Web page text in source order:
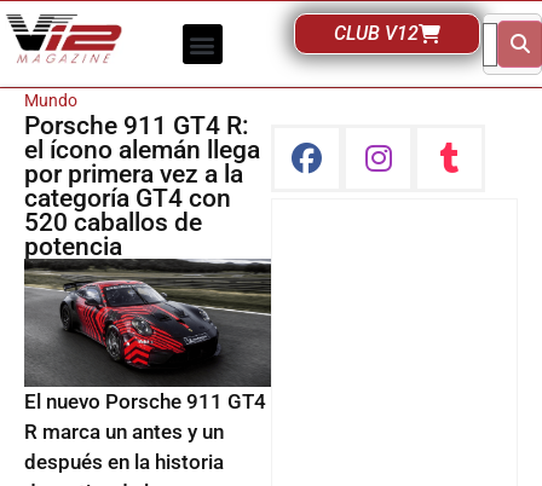
CLUB V12
Mundo
Porsche 911 GT4 R:
el ícono alemán llega
por primera vez a la
categoría GT4 con
520 caballos de
potencia
El nuevo Porsche 911 GT4
R marca un antes y un
después en la historia